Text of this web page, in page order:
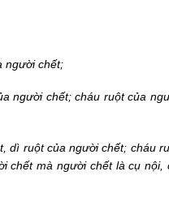
người chết;
người chết; cháu ruột của
dì ruột của người chết; cháu
chết mà người chết là cụ nội,